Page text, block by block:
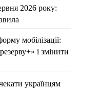
2026 року:
мобілізації:
і змінити
українцям